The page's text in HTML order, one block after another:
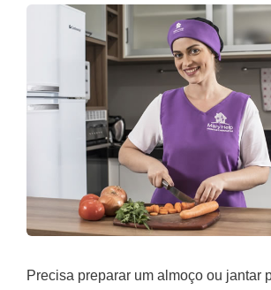
Precisa preparar um almoço ou jantar